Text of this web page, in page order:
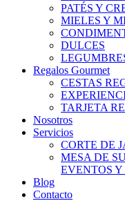
PATÉS Y
MIELES Y
DULCES
Regalos Gourmet
CESTAS
TARJETA
Nosotros
Servicios
CORTE DE
MESA DE
EVENTOS
Blog
Contacto